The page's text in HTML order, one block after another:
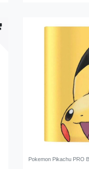
Pokemon Pikachu PRO